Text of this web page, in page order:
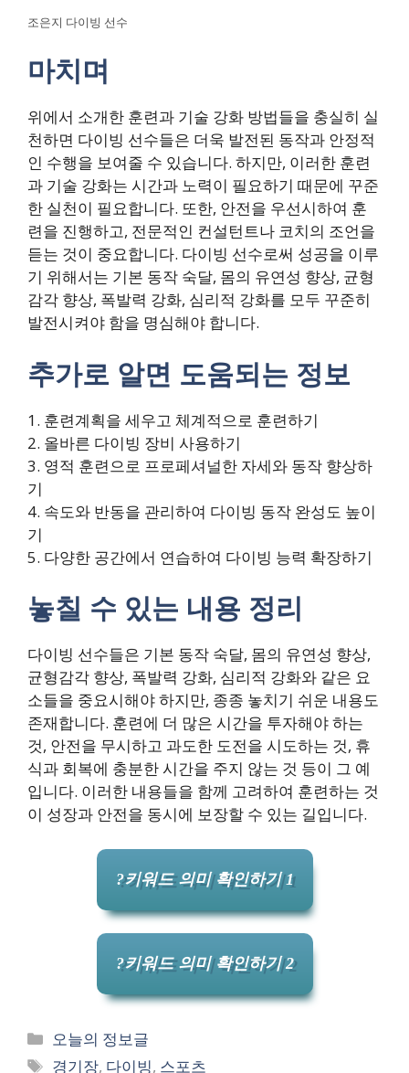
조은지 다이빙 선수
마치며
위에서 소개한 훈련과 기술 강화 방법들을 충실히 실
천하면 다이빙 선수들은 더욱 발전된 동작과 안정적
인 수행을 보여줄 수 있습니다. 하지만, 이러한 훈련
과 기술 강화는 시간과 노력이 필요하기 때문에 꾸준
한 실천이 필요합니다. 또한, 안전을 우선시하여 훈
련을 진행하고, 전문적인 컨설턴트나 코치의 조언을
듣는 것이 중요합니다. 다이빙 선수로써 성공을 이루
기 위해서는 기본 동작 숙달, 몸의 유연성 향상, 균형
감각 향상, 폭발력 강화, 심리적 강화를 모두 꾸준히
발전시켜야 함을 명심해야 합니다.
추가로 알면 도움되는 정보
1. 훈련계획을 세우고 체계적으로 훈련하기
2. 올바른 다이빙 장비 사용하기
3. 영적 훈련으로 프로페셔널한 자세와 동작 향상하
기
4. 속도와 반동을 관리하여 다이빙 동작 완성도 높이
기
5. 다양한 공간에서 연습하여 다이빙 능력 확장하기
놓칠 수 있는 내용 정리
다이빙 선수들은 기본 동작 숙달, 몸의 유연성 향상,
균형감각 향상, 폭발력 강화, 심리적 강화와 같은 요
소들을 중요시해야 하지만, 종종 놓치기 쉬운 내용도
존재합니다. 훈련에 더 많은 시간을 투자해야 하는
것, 안전을 무시하고 과도한 도전을 시도하는 것, 휴
식과 회복에 충분한 시간을 주지 않는 것 등이 그 예
입니다. 이러한 내용들을 함께 고려하여 훈련하는 것
이 성장과 안전을 동시에 보장할 수 있는 길입니다.
?키워드 의미 확인하기 1
?키워드 의미 확인하기 2
카
테
오늘의 정보글
태
경기장, 다이빙, 스포츠